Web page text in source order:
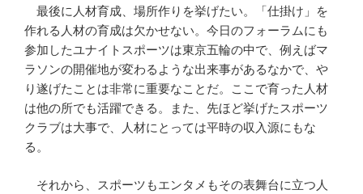
最後に人材育成、場所作りを挙げたい。「仕掛け」を
作れる人材の育成は欠かせない。今日のフォーラムにも
参加したユナイトスポーツは東京五輪の中で、例えばマ
ラソンの開催地が変わるような出来事があるなかで、や
り遂げたことは非常に重要なことだ。ここで育った人材
は他の所でも活躍できる。また、先ほど挙げたスポーツ
クラブは大事で、人材にとっては平時の収入源にもな
る。
それから、スポーツもエンタメもその表舞台に立つ人